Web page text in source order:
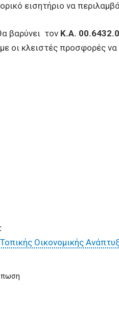
εισητήριο να
βαρύνει τον Κ.Α.
οι κλειστές προσφορές
Οικονομικής